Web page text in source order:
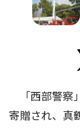
「西部警察
寄贈され、真